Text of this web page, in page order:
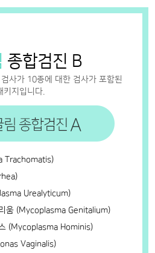
종합검진 B
사가 10종에 대한 검사가 포함된
키지입니다.
Trachomatis)
Urealyticum)
움 (Mycoplasma Genitalium)
(Mycoplasma Hominis)
Vaginalis)